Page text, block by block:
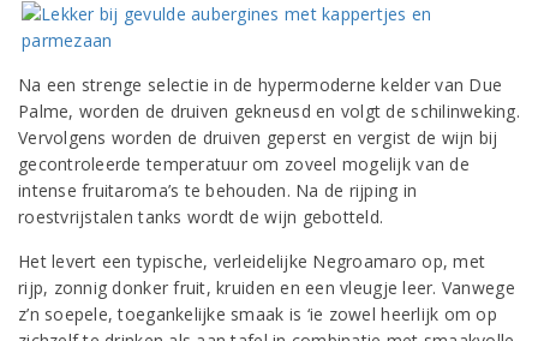
Na een strenge selectie in de hypermoderne kelder van Due
Palme, worden de druiven gekneusd en volgt de schilinweking.
Vervolgens worden de druiven geperst en vergist de wijn bij
gecontroleerde temperatuur om zoveel mogelijk van de
intense fruitaroma’s te behouden. Na de rijping in
roestvrijstalen tanks wordt de wijn gebotteld.
Het levert een typische, verleidelijke Negroamaro op, met
rijp, zonnig donker fruit, kruiden en een vleugje leer. Vanwege
z’n soepele, toegankelijke smaak is ‘ie zowel heerlijk om op